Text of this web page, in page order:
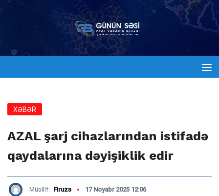
XƏBƏR
AZAL şarj cihazlarından istifadə
qaydalarına dəyişiklik edir
Müəllif: Firuzə 17 Noyabr 2025 12:06